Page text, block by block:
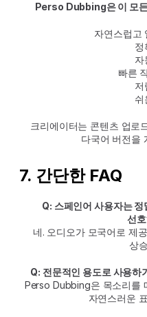
Perso Dubbing은 이 모
자연스럽고
정
자
빠른
저
쉬
크리에이터는 콘텐츠 업로
다국어 버전을
7. 간단한 FAQ
Q: 스페인어 사용자는
선
네. 오디오가 모국어로 제
상
Q: 전문적인 용도로 사용하
Perso Dubbing은 목소리를
자연스러운